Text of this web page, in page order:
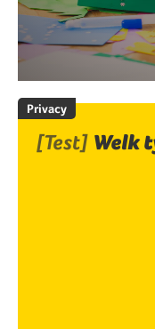
Privacy
[Test] Welk